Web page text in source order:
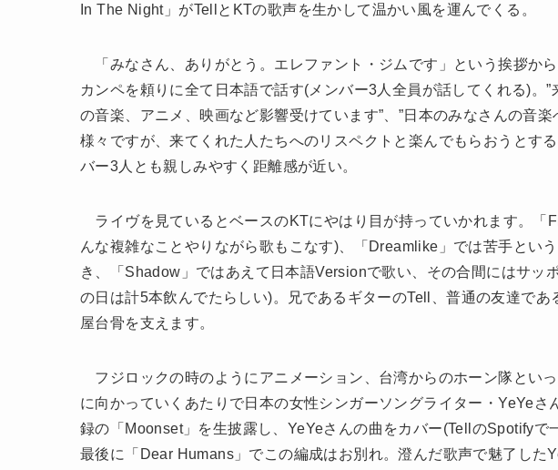
In The Night」がTellとKTの歌声を生かして温かい風を運んでくる。
「みなさん、ありがとう。エレファント・ジムです」という挨拶か
カンペを頼りに全て日本語で話す(メンバー3人全員が話してくれる)。
の音楽、アニメ、映画など影響受けています”、”日本のみなさんの音
様々ですが、来てくれた人たちへのリスペクトと楽んでもらおうとす
バー3人とも親しみやすく距離感が近い。
ライヴを見ているとベースのKTにやはり目が持っていかれます。「
んな複雑なことやりながら歌もこなす)、「Dreamlike」では苦手とい
き、「Shadow」ではあえて日本語Versionで歌い、その合間にはサッ
の日は計5本飲んでたらしい)。兄であるギターのTell、普通の友達で
屋台骨を支えます。
フジロックの時のようにアニメーション、台湾からのホーン隊とい
に向かっていくあたりで日本の女性シンガーソングライター・YeYeさ
録の「Moonset」を生披露し、YeYeさんの曲をカバー(TellのSpotifyで
最後に「Dear Humans」でこの編成はお別れ。澄んだ歌声で魅了した